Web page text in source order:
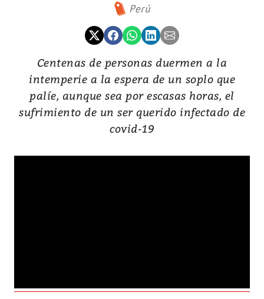
Perú
Centenas de personas duermen a la
intemperie a la espera de un soplo que
palíe, aunque sea por escasas horas, el
sufrimiento de un ser querido infectado de
covid-19